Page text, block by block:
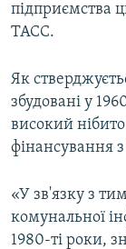
підприємства
ТАСС.
Як
збудовані у
високий
фінансування
«У зв'язку з
комунальної
1980-ті роки,